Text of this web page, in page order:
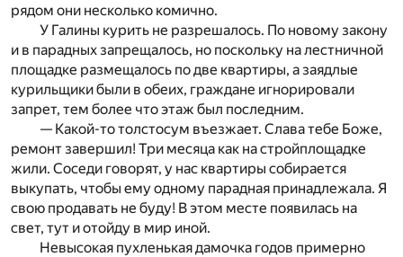
рядом они несколько комично.
У Галины курить не разрешалось. По новому закону
и в парадных запрещалось, но поскольку на лестничной
площадке размещалось по две квартиры, а заядлые
курильщики были в обеих, граждане игнорировали
запрет, тем более что этаж был последним.
— Какой-то толстосум въезжает. Слава тебе Боже,
ремонт завершил! Три месяца как на стройплощадке
жили. Соседи говорят, у нас квартиры собирается
выкупать, чтобы ему одному парадная принадлежала. Я
свою продавать не буду! В этом месте появилась на
свет, тут и отойду в мир иной.
Невысокая пухленькая дамочка годов примерно